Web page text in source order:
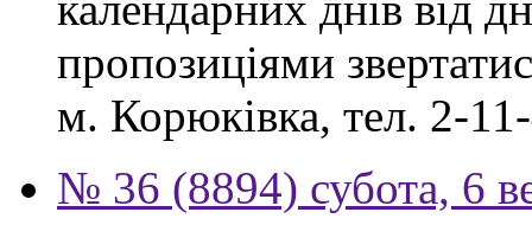
пропозиціями
м. Корюківка, тел. 2-
№ 36 (8894) субота, 6